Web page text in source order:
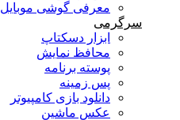
معرفی گوشی موبایل
سرگرمی
ابزار دسکتاپ
محافظ نمایش
پوسته برنامه
پس زمینه
دانلود بازی کامپیوتر
عکس ماشین